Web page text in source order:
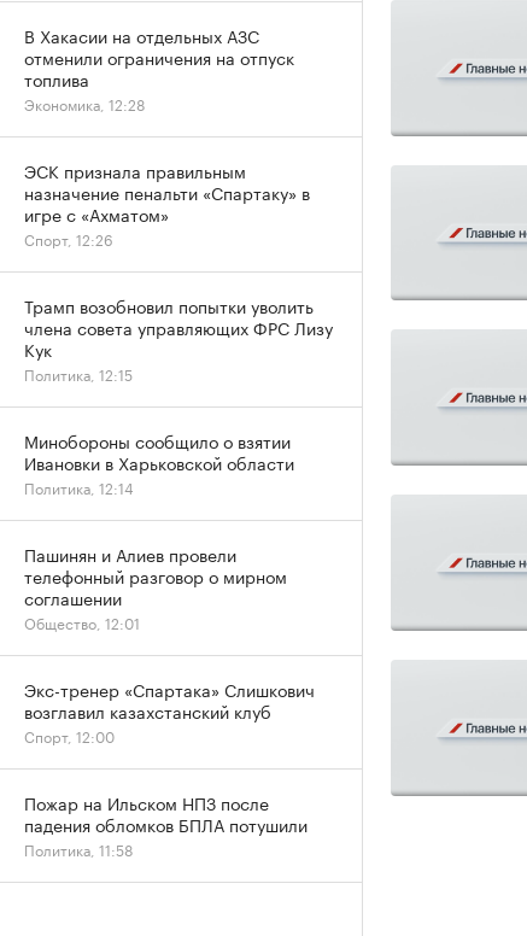
В Хакасии на отдельных АЗС
отменили ограничения на отпуск
топлива
Экономика, 12:28
ЭСК признала правильным
назначение пенальти «Спартаку» в
игре с «Ахматом»
Спорт, 12:26
Трамп возобновил попытки уволить
члена совета управляющих ФРС Лизу
Кук
Политика, 12:15
Минобороны сообщило о взятии
Ивановки в Харьковской области
Политика, 12:14
Пашинян и Алиев провели
телефонный разговор о мирном
соглашении
Общество, 12:01
Экс-тренер «Спартака» Слишкович
возглавил казахстанский клуб
Спорт, 12:00
Пожар на Ильском НПЗ после
падения обломков БПЛА потушили
Политика, 11:58